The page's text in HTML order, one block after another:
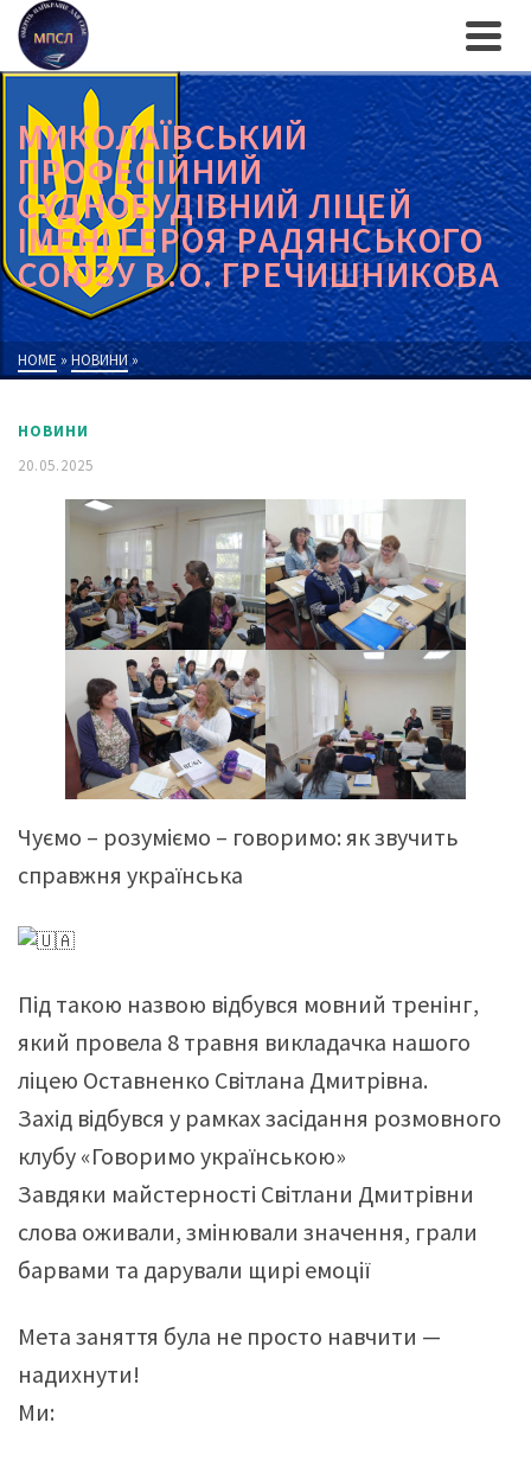
МИКОЛАЇВСЬКИЙ
ПРОФЕСІЙНИЙ
СУДНОБУДІВНИЙ ЛІЦЕЙ
ІМЕНІ ГЕРОЯ РАДЯНСЬКОГО
СОЮЗУ В.О. ГРЕЧИШНИКОВА
HOME » НОВИНИ»
НОВИНИ
20.05.2025
Чуємо – розуміємо – говоримо: як звучить
справжня українська
Під такою назвою відбувся мовний тренінг,
який провела 8 травня викладачка нашого
ліцею Оставненко Світлана Дмитрівна.
Захід відбувся у рамках засідання розмовного
клубу «Говоримо українською»
Завдяки майстерності Світлани Дмитрівни
слова оживали, змінювали значення, грали
барвами та дарували щирі емоції
Мета заняття була не просто навчити —
надихнути!
Ми: